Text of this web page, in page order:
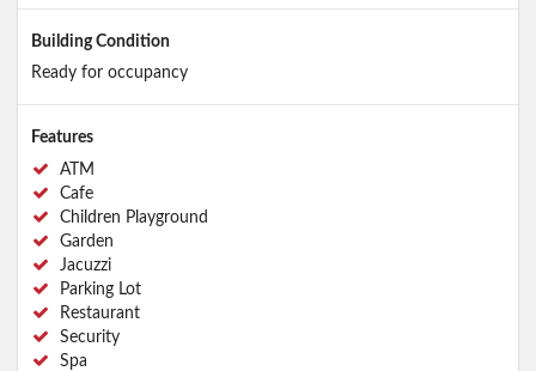
Building Condition
Ready for occupancy
Features
ATM
Cafe
Children Playground
Garden
Jacuzzi
Parking Lot
Restaurant
Security
Spa